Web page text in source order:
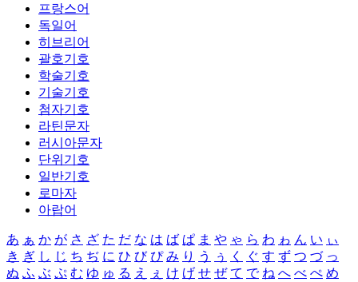
프랑스어
독일어
히브리어
괄호기호
학술기호
기술기호
첨자기호
라틴문자
러시아문자
단위기호
일반기호
로마자
아랍어
あ ぁ か が さ ざ た だ な は ば ぱ ま や ゃ ら わ ゎ ん い ぃ
き ぎ し じ ち ぢ に ひ び ぴ み り う ぅ く ぐ す ず つ づ っ
ぬ ふ ぶ ぷ む ゆ ゅ る え ぇ け げ せ ぜ て で ね へ べ ぺ め